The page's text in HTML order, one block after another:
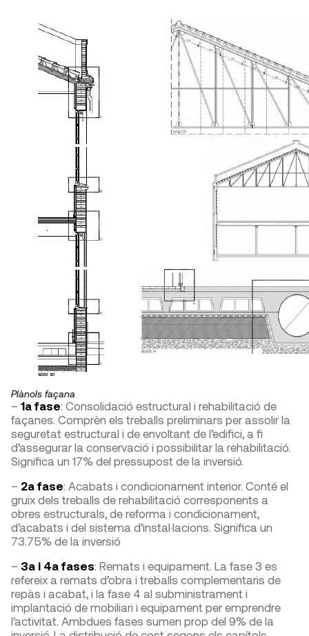
Plànols façana
– 1a fase: Consolidació estructural i rehabilitació de
façanes. Comprèn els treballs preliminars per assolir la
seguretat estructural i de envoltant de l’edifici, a fi
d’assegurar la conservació i possibilitar la rehabilitació.
Significa un 17% del pressupost de la inversió.
– 2a fase: Acabats i condicionament interior. Conté el
gruix dels treballs de rehabilitació corresponents a
obres estructurals, de reforma i condicionament,
d’acabats i del sistema d’instal·lacions. Significa un
73.75% de la inversió
– 3a i 4a fases: Remats i equipament. La fase 3 es
refereix a remats d’obra i treballs complementaris de
repàs i acabat, i la fase 4 al subministrament i
implantació de mobiliari i equipament per emprendre
l’activitat. Ambdues fases sumen prop del 9% de la